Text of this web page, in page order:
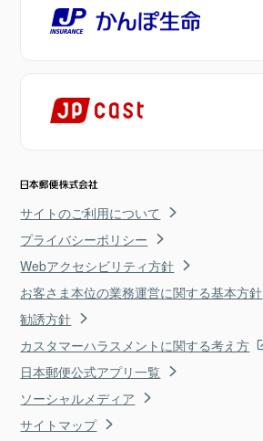
サイトのご利用について
プライバシーポリシー
Webアクセシビリティ方針
お客さま本位の業務運営に関する基本方針
勧誘方針
カスタマーハラスメントに関する考え方
日本郵便公式アプリ一覧
ソーシャルメディア
サイトマップ